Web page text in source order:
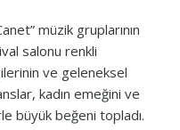
müzik gruplarının
salonu renkli
ve geleneksel
kadın emeğini ve
büyük beğeni topladı.